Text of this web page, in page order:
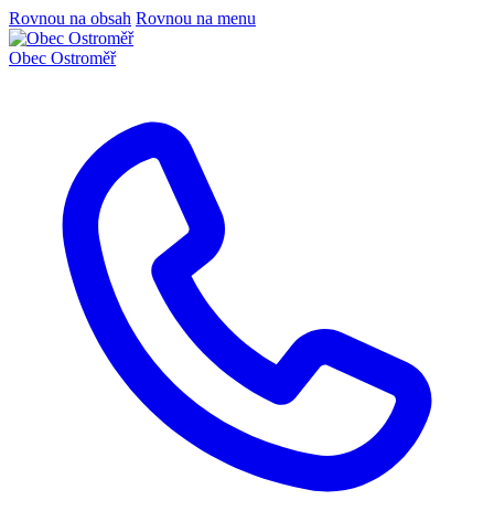
Rovnou na obsah Rovnou na menu
Obec Ostroměř